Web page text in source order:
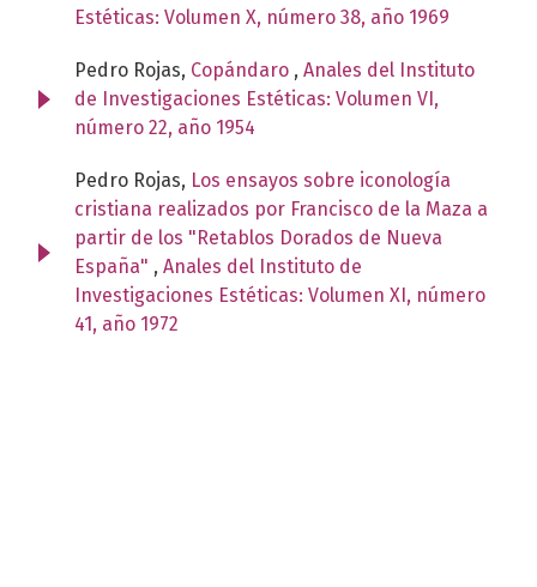
Estéticas: Volumen X, número 38, año 1969
Pedro Rojas, Copándaro , Anales del Instituto
de Investigaciones Estéticas: Volumen VI,
número 22, año 1954
Pedro Rojas, Los ensayos sobre iconología
cristiana realizados por Francisco de la Maza a
partir de los "Retablos Dorados de Nueva
España" , Anales del Instituto de
Investigaciones Estéticas: Volumen XI, número
41, año 1972